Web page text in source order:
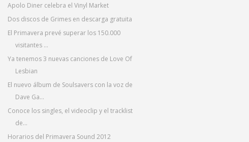
Apolo Diner celebra el Vinyl Market
Dos discos de Grimes en descarga gratuita
El Primavera prevé superar los 150.000
visitantes ...
Ya tenemos 3 nuevas canciones de Love Of
Lesbian
El nuevo álbum de Soulsavers con la voz de
Dave Ga...
Conoce los singles, el videoclip y el tracklist
de...
Horarios del Primavera Sound 2012